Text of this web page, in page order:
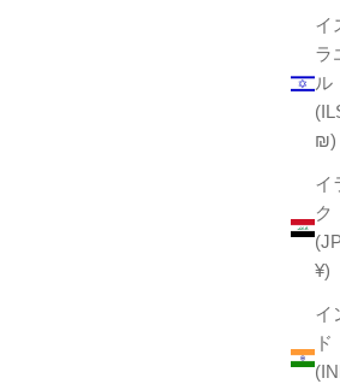
イ
ラ
ル
₪)
イ
ク
¥)
イ
ド